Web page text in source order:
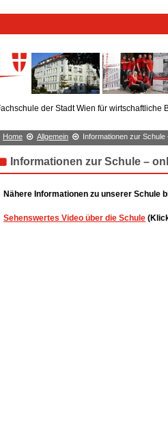
der Stadt Wien für wirtschaftliche
Home Allgemein Informationen zur Schule
Informationen zur Schule –
Nähere Informationen zu unserer Schule
Sehenswertes Video über die Schule